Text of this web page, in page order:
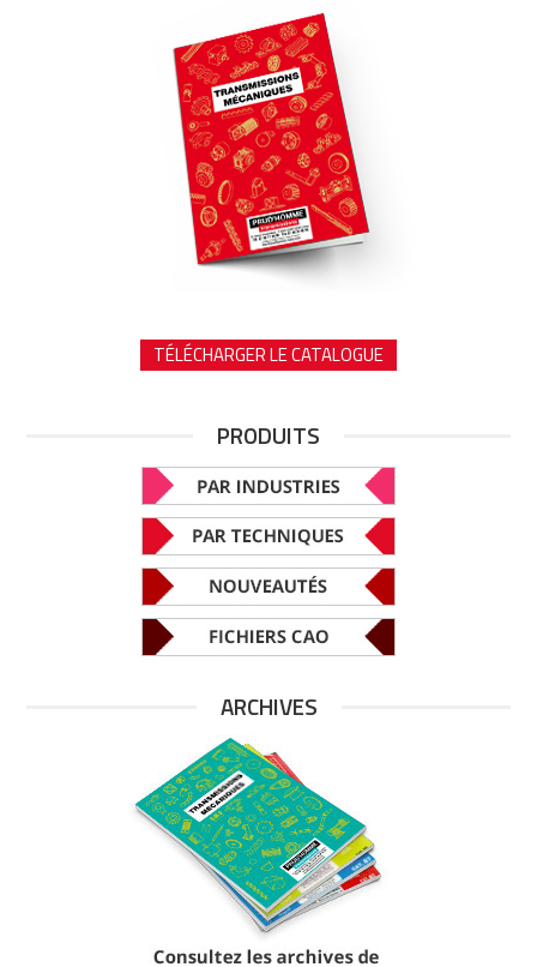
TÉLÉCHARGER LE CATALOGUE
PRODUITS
ARCHIVES